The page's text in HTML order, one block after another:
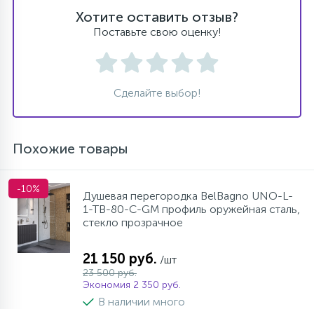
Хотите оставить отзыв?
Поставьте свою оценку!
Сделайте выбор!
Похожие товары
-10%
Душевая перегородка BelBagno UNO-L-
1-TB-80-C-GM профиль оружейная сталь,
стекло прозрачное
21 150 руб. /шт
23 500 руб.
Экономия 2 350 руб.
В наличии много